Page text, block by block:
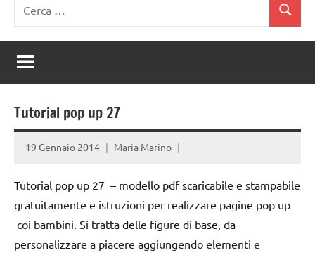
per:
Cerca
Tutorial pop up 27
19 Gennaio 2014 Maria Marino
Tutorial pop up 27 – modello pdf scaricabile e stampabile
gratuitamente e istruzioni per realizzare pagine pop up
coi bambini. Si tratta delle figure di base, da
personalizzare a piacere aggiungendo elementi e